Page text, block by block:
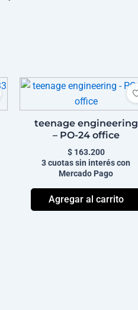
teenage engineering
– PO-24 office
$163.200
3 cuotas sin interés con
Mercado Pago
Agregar al carrito